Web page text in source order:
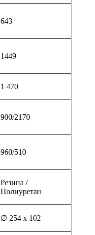
643
1449
1 470
900/2170
960/510
Резина /
Полиуретан
∅ 254 x 102